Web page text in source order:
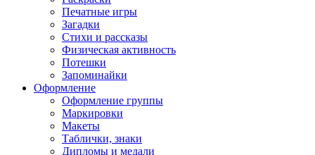
Печатные игры
Загадки
Стихи и рассказы
Физическая активность
Потешки
Запоминайки
Оформление
Оформление группы
Маркировки
Макеты
Таблички, знаки
Дипломы и медали